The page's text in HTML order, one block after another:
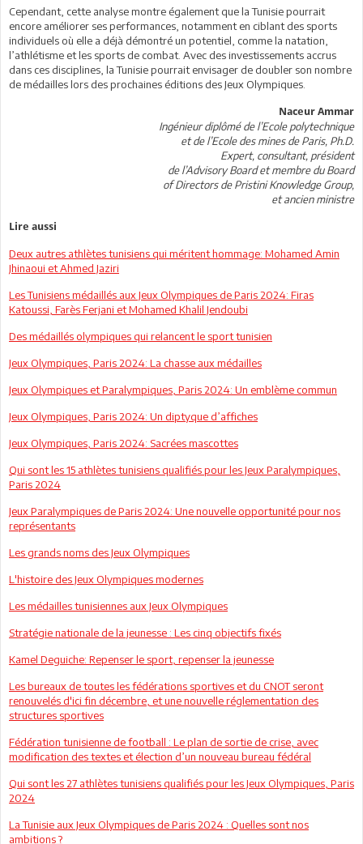
Cependant, cette analyse montre également que la Tunisie pourrait
encore améliorer ses performances, notamment en ciblant des sports
individuels où elle a déjà démontré un potentiel, comme la natation,
l’athlétisme et les sports de combat. Avec des investissements accrus
dans ces disciplines, la Tunisie pourrait envisager de doubler son nombre
de médailles lors des prochaines éditions des Jeux Olympiques.
Naceur Ammar
Ingénieur diplômé de l’Ecole polytechnique
et de l’Ecole des mines de Paris, Ph.D.
Expert, consultant, président
de l’Advisory Board et membre du Board
of Directors de Pristini Knowledge Group,
et ancien ministre
Lire aussi
Deux autres athlètes tunisiens qui méritent hommage: Mohamed Amin
Jhinaoui et Ahmed Jaziri
Les Tunisiens médaillés aux Jeux Olympiques de Paris 2024: Firas
Katoussi, Farès Ferjani et Mohamed Khalil Jendoubi
Des médaillés olympiques qui relancent le sport tunisien
Jeux Olympiques, Paris 2024: La chasse aux médailles
Jeux Olympiques et Paralympiques, Paris 2024: Un emblème commun
Jeux Olympiques, Paris 2024: Un diptyque d’affiches
Jeux Olympiques, Paris 2024: Sacrées mascottes
Qui sont les 15 athlètes tunisiens qualifiés pour les Jeux Paralympiques,
Paris 2024
Jeux Paralympiques de Paris 2024: Une nouvelle opportunité pour nos
représentants
Les grands noms des Jeux Olympiques
L'histoire des Jeux Olympiques modernes
Les médailles tunisiennes aux Jeux Olympiques
Stratégie nationale de la jeunesse : Les cinq objectifs fixés
Kamel Deguiche: Repenser le sport, repenser la jeunesse
Les bureaux de toutes les fédérations sportives et du CNOT seront
renouvelés d'ici fin décembre, et une nouvelle réglementation des
structures sportives
Fédération tunisienne de football : Le plan de sortie de crise, avec
modification des textes et élection d’un nouveau bureau fédéral
Qui sont les 27 athlètes tunisiens qualifiés pour les Jeux Olympiques, Paris
2024
La Tunisie aux Jeux Olympiques de Paris 2024 : Quelles sont nos
ambitions ?